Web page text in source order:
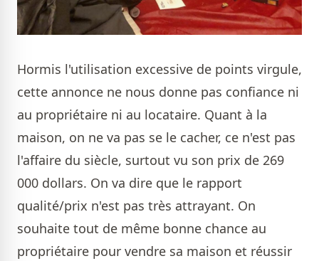
Hormis l'utilisation excessive de points virgule,
cette annonce ne nous donne pas confiance ni
au propriétaire ni au locataire. Quant à la
maison, on ne va pas se le cacher, ce n'est pas
l'affaire du siècle, surtout vu son prix de 269
000 dollars. On va dire que le rapport
qualité/prix n'est pas très attrayant. On
souhaite tout de même bonne chance au
propriétaire pour vendre sa maison et réussir